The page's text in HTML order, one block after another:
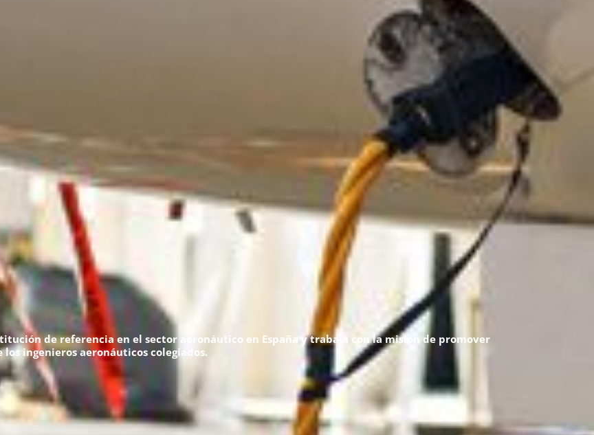
de referencia en el sector aeronáutico en España y trabaja con la misión de promover
ingenieros aeronáuticos colegiados.